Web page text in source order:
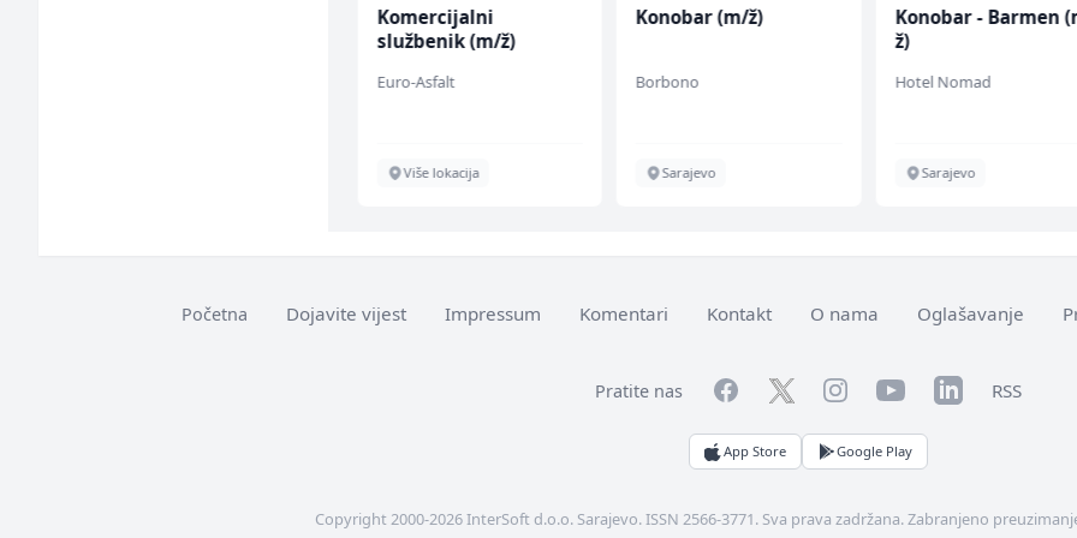
Komercijalni
službenik (m/ž)
Euro-Asfalt
Više lokacija
Konobar (m/ž)
Borbono
Sarajevo
Konobar - Barmen
ž)
Hotel Nomad
Sarajevo
Početna Dojavite vijest Impressum Komentari Kontakt O nama Oglašavanje
Pratite nas FacebookTwitterInstagramYouTubeLinkedInRSS
App Store Google Play
Copyright 2000-2026 InterSoft d.o.o. Sarajevo. ISSN 2566-3771. Sva prava zadržana. Zabranjeno